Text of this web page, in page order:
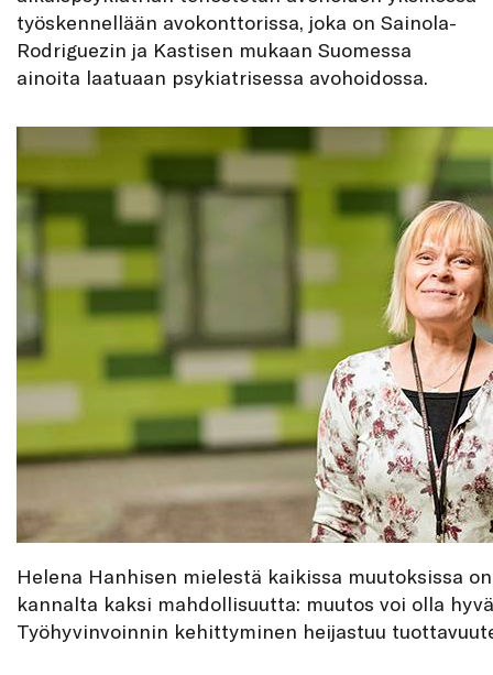
työskennellään avokonttorissa, joka on Sainola-
Rodriguezin ja Kastisen mukaan Suomessa
ainoita laatuaan psykiatrisessa avohoidossa.
Helena Hanhisen mielestä kaikissa muutoksissa
kannalta kaksi mahdollisuutta: muutos voi olla
Työhyvinvoinnin kehittyminen heijastuu